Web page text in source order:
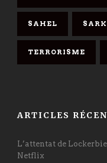
SAHEL
TERRORISME
ARTICLES
L’attentat de
Netflix